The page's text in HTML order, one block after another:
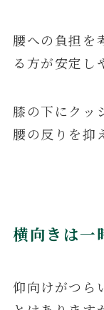
腰への負担を
る方が安定し
膝の下にクッ
腰の反りを抑
横向きは一
仰向けがつら